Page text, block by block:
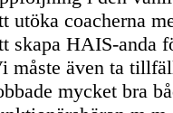
utöka coacherna
skapa HAIS-anda
måste även ta
mycket bra